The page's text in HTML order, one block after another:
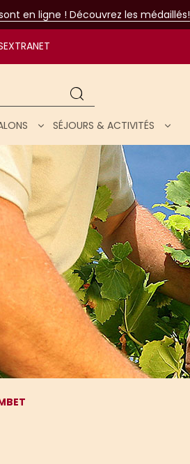
en ligne ! Découvrez les médaillés!
EXTRANET
Chercher
SÉJOURS & ACTIVITÉS